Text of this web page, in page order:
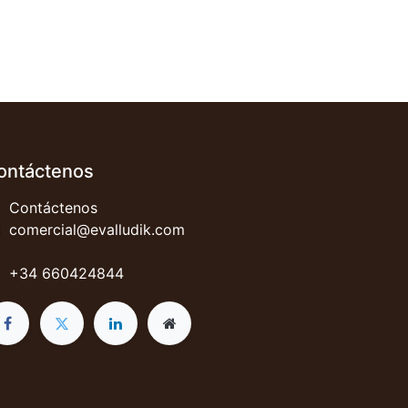
Contáctenos
comercial@evalludik.com
+34 660424844